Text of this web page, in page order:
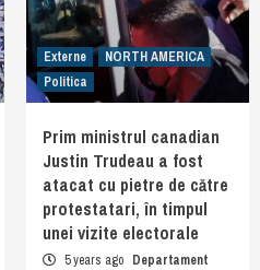
Externe
NORTH AMERICA
Politica
Prim ministrul canadian
Justin Trudeau a fost
atacat cu pietre de către
protestatari, în timpul
unei vizite electorale
5 years ago Departament